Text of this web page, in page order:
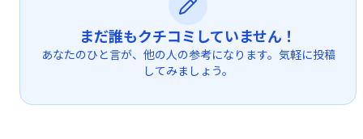
まだ誰もクチコミしていません！
あなたのひと言が、他の人の参考になります。気軽に投稿
してみましょう。